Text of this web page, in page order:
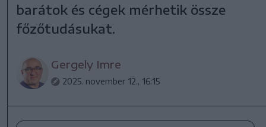
barátok és cégek mérhetik össze
főzőtudásukat.
Gergely Imre
2025. november 12., 16:15